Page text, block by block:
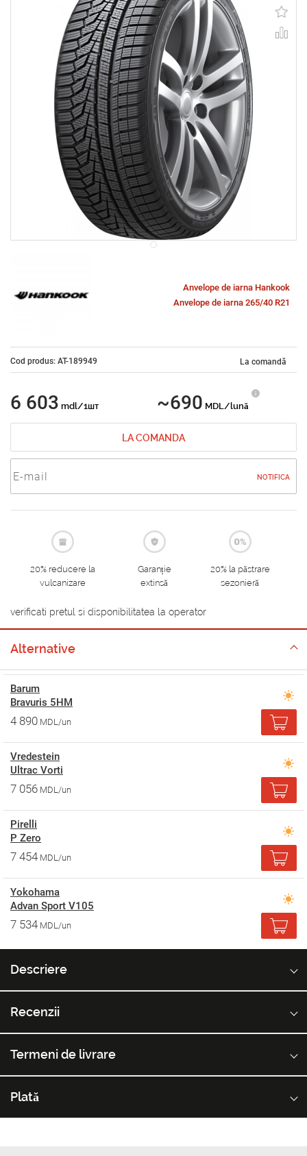
Anvelope de iarna Hankook
Anvelope de iarna 265/40 R21
Cod produs: AT-189949 La comandă
6 603 mdl/1шт ~690 MDL/lună
LA COMANDA
NOTIFICA
20% reducere la
vulcanizare
Garanție
extinsă
20% la păstrare
sezonieră
verificati pretul si disponibilitatea la operator
Alternative
Barum
Bravuris 5HM
4 890 MDL/un
Vredestein
Ultrac Vorti
7 056 MDL/un
Pirelli
P Zero
7 454 MDL/un
Yokohama
Advan Sport V105
7 534 MDL/un
Descriere
Recenzii
Termeni de livrare
Plată